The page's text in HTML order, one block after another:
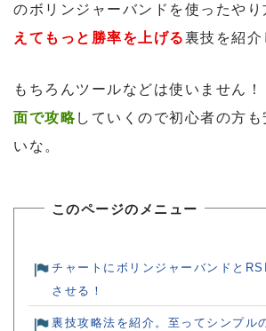
のボリンジャーバンドを使ったやり
えてもっと勝率を上げる裏技を紹介
もちろんツールなどは使いません！
面で攻略していくので初心者の方も
いな。
このページのメニュー
チャートにボリンジャーバンドと
させる！
裏技攻略法を紹介。至ってシンプル